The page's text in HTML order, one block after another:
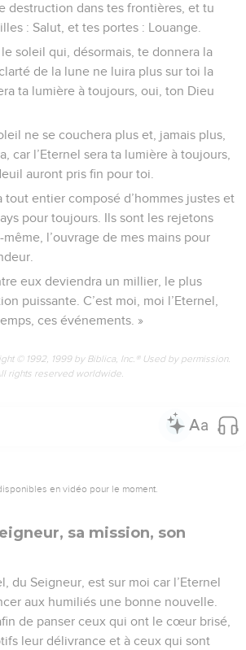
destruction dans tes frontières, et tu
: Salut, et tes portes : Louange.
le soleil qui, désormais, te donnera la
de la lune ne luira plus sur toi la
ta lumière à toujours, oui, ton Dieu
ne se couchera plus et, jamais plus,
car l’Eternel sera ta lumière à toujours,
auront pris fin pour toi.
tout entier composé d’hommes justes et
pour toujours. Ils sont les rejetons
l’ouvrage de mes mains pour
eux deviendra un millier, le plus
puissante. C’est moi, moi l’Eternel,
ces événements. »
© 1992, 1999 by Biblica, Inc.® Used by permission.
rights reserved worldwide.
en vidéo pour le moment.
sa mission, son
du Seigneur, est sur moi car l’Eternel
aux humiliés une bonne nouvelle.
de panser ceux qui ont le cœur brisé,
leur délivrance et à ceux qui sont